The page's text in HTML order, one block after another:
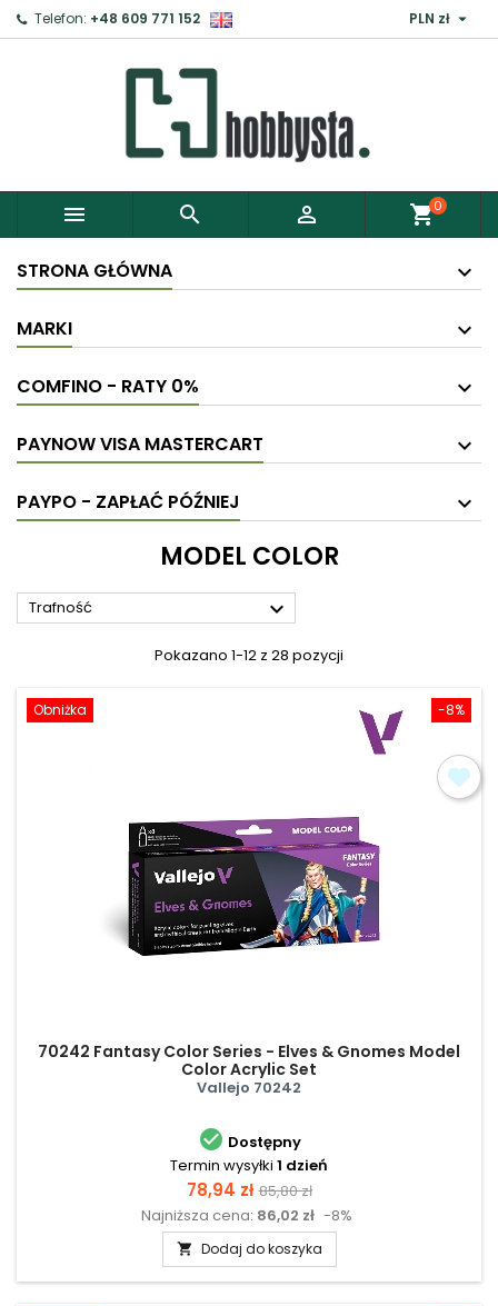
Telefon: +48 609 771 152 PLN zł 
   shopping_cart0
STRONA GŁÓWNA
MARKI
COMFINO - RATY 0%
PAYNOW VISA MASTERCART
PAYPO - ZAPŁAĆ PÓŹNIEJ
MODEL COLOR
Trafność 
Pokazano 1-12 z 28 pozycji
-8%
Obniżka
70242 Fantasy Color Series - Elves & Gnomes Model
Color Acrylic Set
Vallejo 70242
 Dostępny
Termin wysyłki 1 dzień
Cena
78,94 zł Cena
podstawowa
85,80 zł
Najniższa cena: 86,02 zł -8%
 Dodaj do koszyka
Zaloguj ×
Aby zapisać produkty do Schowka, musisz się
Anuluj Zaloguj